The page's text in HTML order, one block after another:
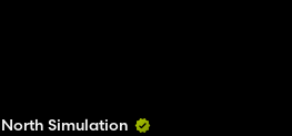
North Simulation